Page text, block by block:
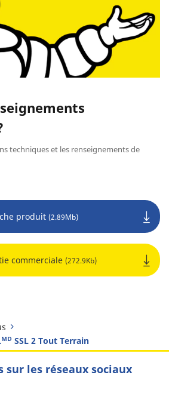
techniques et les renseignements de
produit (2.89Mb)
commerciale (272.9Kb)
SSL 2 Tout Terrain
sur les réseaux sociaux